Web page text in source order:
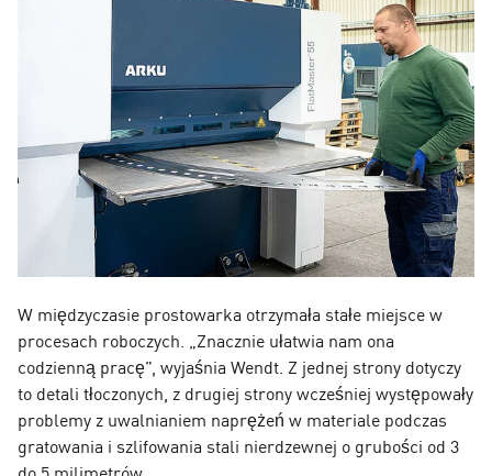
W międzyczasie prostowarka otrzymała stałe miejsce w
procesach roboczych. „Znacznie ułatwia nam ona
codzienną pracę”, wyjaśnia Wendt. Z jednej strony dotyczy
to detali tłoczonych, z drugiej strony wcześniej występowały
problemy z uwalnianiem naprężeń w materiale podczas
gratowania i szlifowania stali nierdzewnej o grubości od 3
do 5 milimetrów.